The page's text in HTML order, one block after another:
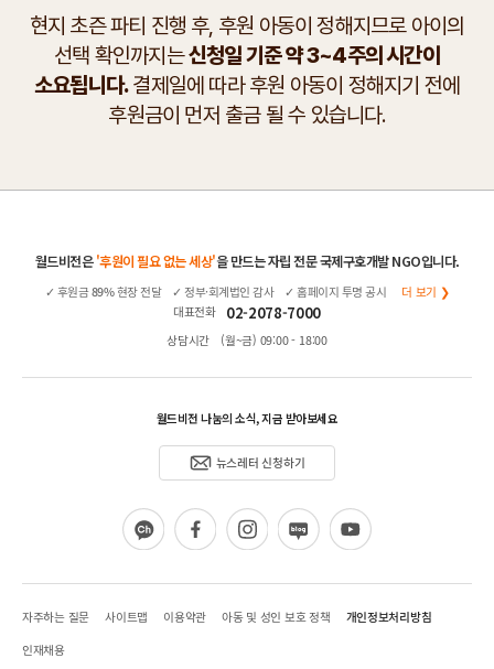
현지 초즌 파티 진행 후, 후원 아동이 정해지므로 아이의
선택 확인까지는신청일 기준 약 3~4주의 시간이
소요됩니다.결제일에 따라 후원 아동이 정해지기 전에
후원금이 먼저 출금 될 수 있습니다.
월드비전은'후원이 필요 없는 세상'을 만드는 자립 전문 국제구호개발 NGO입니다.
✓ 후원금89%현장 전달 ✓ 정부·회계법인 감사 ✓ 홈페이지 투명 공시
더 보기 ❯
대표전화
02-2078-7000
상담시간 (월~금) 09:00 - 18:00
월드비전 나눔의 소식, 지금 받아보세요
뉴스레터 신청하기
카
카
오
채
페
이
스
북
인
스
타
그
블
그
유
브
자주하는 질문 사이트맵 이용약관 아동 및 성인 보호 정책
개인정보처리방침
인재채용